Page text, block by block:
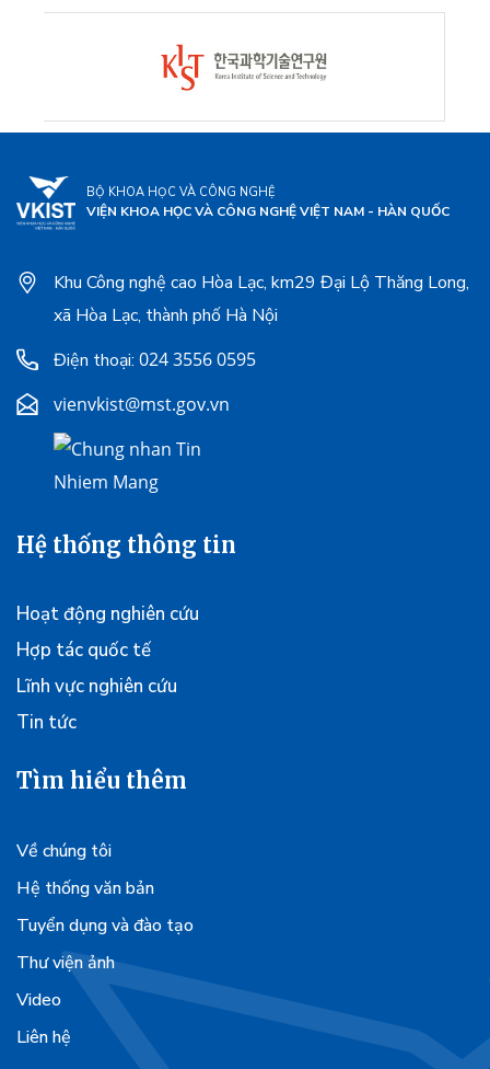
BỘ KHOA HỌC VÀ CÔNG NGHỆ
VIỆN KHOA HỌC VÀ CÔNG NGHỆ VIỆT NAM - HÀN QUỐC
Khu Công nghệ cao Hòa Lạc, km29 Đại Lộ Thăng Long,
xã Hòa Lạc, thành phố Hà Nội
Điện thoại: 024 3556 0595
vienvkist@mst.gov.vn
Hệ thống thông tin
Hoạt động nghiên cứu
Hợp tác quốc tế
Lĩnh vực nghiên cứu
Tin tức
Tìm hiểu thêm
Về chúng tôi
Hệ thống văn bản
Tuyển dụng và đào tạo
Thư viện ảnh
Video
Liên hệ